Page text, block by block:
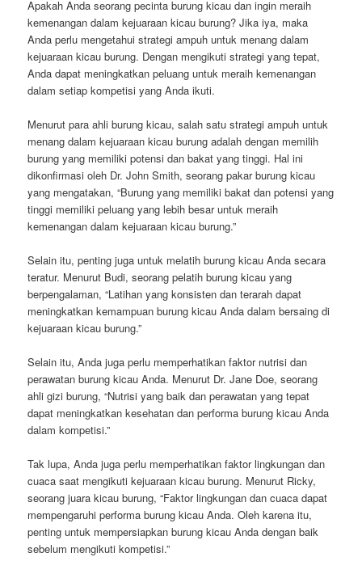
Apakah Anda seorang pecinta burung kicau dan ingin meraih
kemenangan dalam kejuaraan kicau burung? Jika iya, maka
Anda perlu mengetahui strategi ampuh untuk menang dalam
kejuaraan kicau burung. Dengan mengikuti strategi yang tepat,
Anda dapat meningkatkan peluang untuk meraih kemenangan
dalam setiap kompetisi yang Anda ikuti.
Menurut para ahli burung kicau, salah satu strategi ampuh untuk
menang dalam kejuaraan kicau burung adalah dengan memilih
burung yang memiliki potensi dan bakat yang tinggi. Hal ini
dikonfirmasi oleh Dr. John Smith, seorang pakar burung kicau
yang mengatakan, “Burung yang memiliki bakat dan potensi yang
tinggi memiliki peluang yang lebih besar untuk meraih
kemenangan dalam kejuaraan kicau burung.”
Selain itu, penting juga untuk melatih burung kicau Anda secara
teratur. Menurut Budi, seorang pelatih burung kicau yang
berpengalaman, “Latihan yang konsisten dan terarah dapat
meningkatkan kemampuan burung kicau Anda dalam bersaing di
kejuaraan kicau burung.”
Selain itu, Anda juga perlu memperhatikan faktor nutrisi dan
perawatan burung kicau Anda. Menurut Dr. Jane Doe, seorang
ahli gizi burung, “Nutrisi yang baik dan perawatan yang tepat
dapat meningkatkan kesehatan dan performa burung kicau Anda
dalam kompetisi.”
Tak lupa, Anda juga perlu memperhatikan faktor lingkungan dan
cuaca saat mengikuti kejuaraan kicau burung. Menurut Ricky,
seorang juara kicau burung, “Faktor lingkungan dan cuaca dapat
mempengaruhi performa burung kicau Anda. Oleh karena itu,
penting untuk mempersiapkan burung kicau Anda dengan baik
sebelum mengikuti kompetisi.”